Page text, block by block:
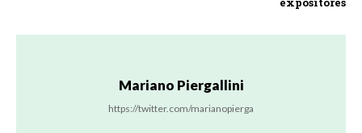
Mariano Piergallini
https://twitter.com/marianopierga